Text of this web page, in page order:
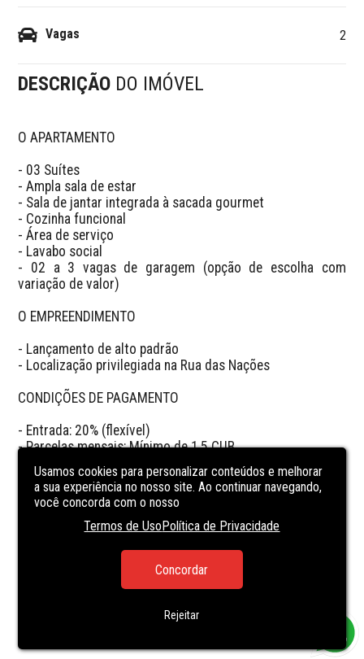
Vagas 2
DESCRIÇÃO DO IMÓVEL
O APARTAMENTO
- 03 Suítes
- Ampla sala de estar
- Sala de jantar integrada à sacada gourmet
- Cozinha funcional
- Área de serviço
- Lavabo social
- 02 a 3 vagas de garagem (opção de escolha com
variação de valor)
O EMPREENDIMENTO
- Lançamento de alto padrão
- Localização privilegiada na Rua das Nações
CONDIÇÕES DE PAGAMENTO
- Entrada: 20% (flexível)
- Parcelas mensais: Mínimo de 1,5 CUB
- Parcelamento flexível até a entrega das chaves
- Saldo final pode ser financiado pelo banco na entrega
das chaves
- Inclusão de vaga adicional altera o valor (solicite tabela
ao corretor)
um dos empreendimentos mais esperados da região.
Agende uma visita e saiba mais!
Usamos cookies para personalizar conteúdos e melhorar
a sua experiência no nosso site. Ao continuar navegando,
você concorda com o nosso
Termos de UsoPolítica de Privacidade
Concordar
Rejeitar